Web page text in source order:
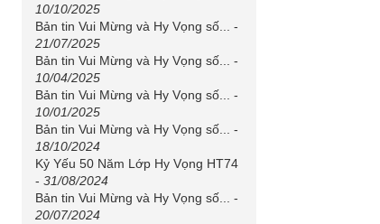
10/10/2025
Bản tin Vui Mừng và Hy Vọng số...
-
21/07/2025
Bản tin Vui Mừng và Hy Vọng số...
-
10/04/2025
Bản tin Vui Mừng và Hy Vọng số...
-
10/01/2025
Bản tin Vui Mừng và Hy Vọng số...
-
18/10/2024
Kỷ Yếu 50 Năm Lớp Hy Vọng HT74
- 31/08/2024
Bản tin Vui Mừng và Hy Vọng số...
-
20/07/2024